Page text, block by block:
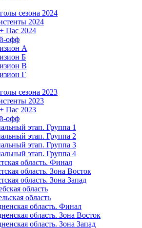
сезона 2024
2024
Пас 2024
офф
A
Б
В
Г
сезона 2023
2023
Пас 2023
офф
этап. Группа 1
этап. Группа 2
этап. Группа 3
этап. Группа 4
область. Финал
область. Зона Восток
область. Зона Запад
область
область
область. Финал
область. Зона Восток
область. Зона Запад